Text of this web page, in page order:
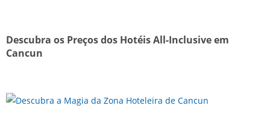
Descubra os Preços dos Hotéis All-Inclusive em
Cancun